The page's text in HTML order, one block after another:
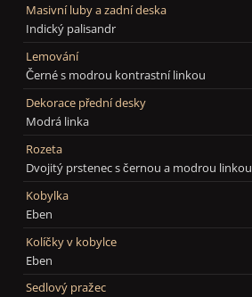
Masivní luby a zadní deska
Indický palisandr
Lemování
Černé s modrou kontrastní linkou
Dekorace přední desky
Modrá linka
Rozeta
Dvojitý prstenec s černou a modrou linkou
Kobylka
Eben
Kolíčky v kobylce
Eben
Sedlový pražec